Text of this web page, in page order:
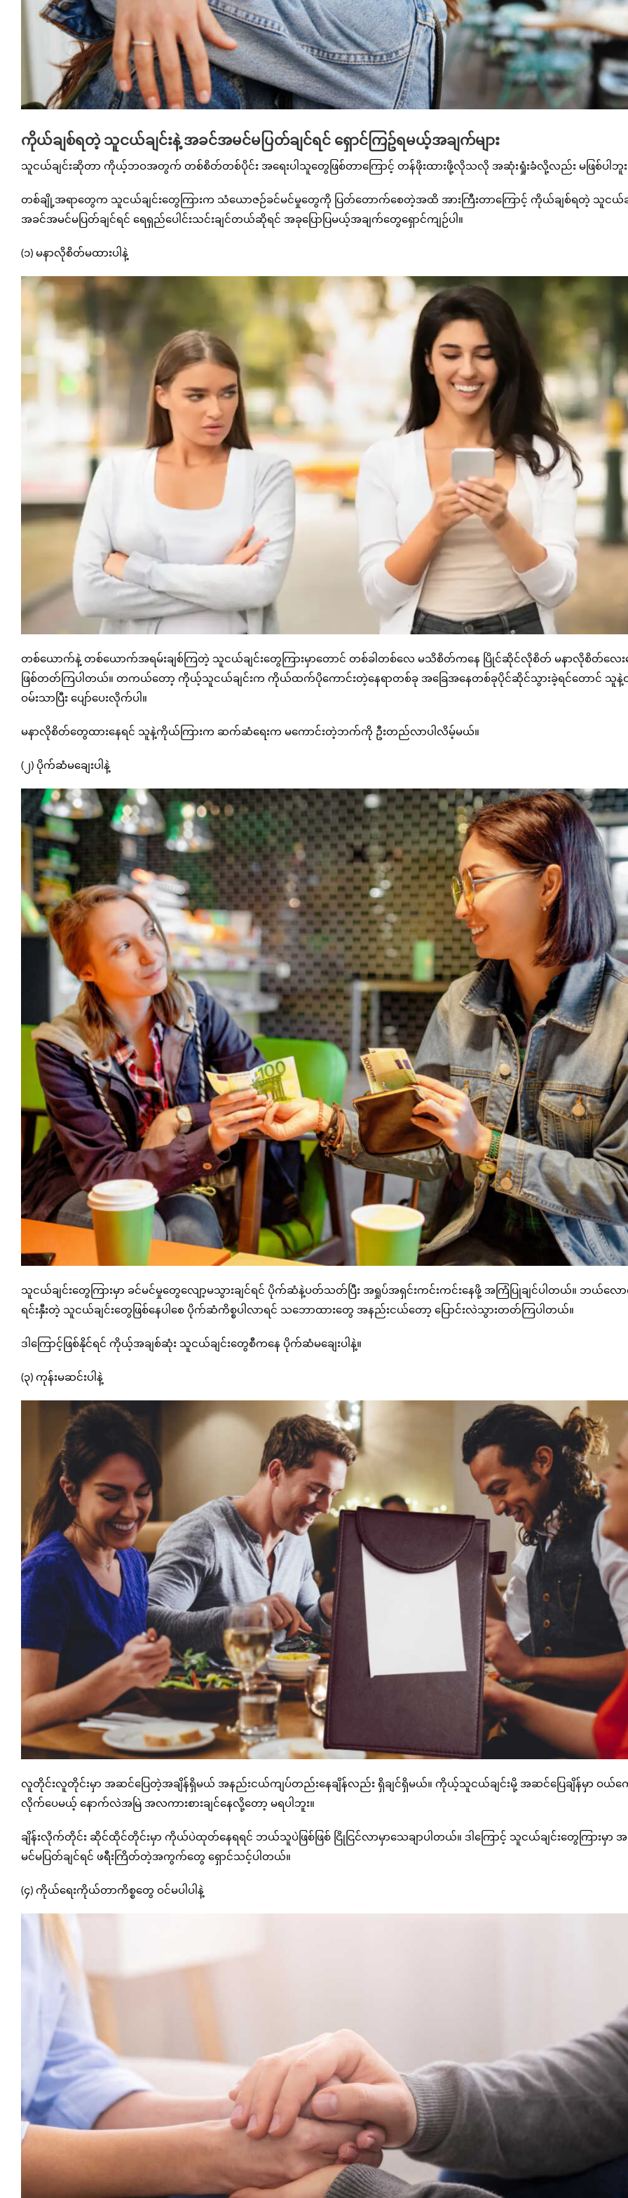
ကိုယ်ချစ်ရတဲ့ သူငယ်ချင်းနဲ့ အခင်အမင်မပြတ်ချင်ရင် ရှောင်ကြဥ်ရမယ့်အချက်များ
သူငယ်ချင်းဆိုတာ ကိုယ့်ဘဝအတွက် တစ်စိတ်တစ်ပိုင်း အရေးပါသူတွေဖြစ်တာကြောင့် တန်ဖိုးထားဖို့လိုသလို အဆုံးရှုံးခံလို့လည်း မဖြစ်ပါဘူး
တစ်ချို့အရာတွေက သူငယ်ချင်းတွေကြားက သံယောဇဉ်ခင်မင်မှုတွေကို ပြတ်တောက်စေတဲ့အထိ အားကြီးတာကြောင့် ကိုယ်ချစ်ရတဲ့ သူငယ်ခ
အခင်အမင်မပြတ်ချင်ရင် ရေရှည်ပေါင်းသင်းချင်တယ်ဆိုရင် အခုပြောပြမယ့်အချက်တွေရှောင်ကျဉ်ပါ။
(၁) မနာလိုစိတ်မထားပါနဲ့
တစ်ယောက်နဲ့ တစ်ယောက်အရမ်းချစ်ကြတဲ့ သူငယ်ချင်းတွေကြားမှာတောင် တစ်ခါတစ်လေ မသိစိတ်ကနေ ပြိုင်ဆိုင်လိုစိတ် မနာလိုစိတ်လေ
ဖြစ်တတ်ကြပါတယ်။ တကယ်တော့ ကိုယ့်သူငယ်ချင်းက ကိုယ်ထက်ပိုကောင်းတဲ့နေရာတစ်ခု အခြေအနေတစ်ခုပိုင်ဆိုင်သွားခဲ့ရင်တောင် သူ
ဝမ်းသာပြီး ပျော်ပေးလိုက်ပါ။
မနာလိုစိတ်တွေထားနေရင် သူနဲ့ကိုယ်ကြားက ဆက်ဆံရေးက မကောင်းတဲ့ဘက်ကို ဦးတည်လာပါလိမ့်မယ်။
(၂) ပိုက်ဆံမချေးပါနဲ့
သူငယ်ချင်းတွေကြားမှာ ခင်မင်မှုတွေလျော့မသွားချင်ရင် ပိုက်ဆံနဲ့ပတ်သတ်ပြီး အရှုပ်အရှင်းကင်းကင်းနေဖို့ အကြံပြုချင်ပါတယ်။ ဘယ်လေ
ရင်းနှီးတဲ့ သူငယ်ချင်းတွေဖြစ်နေပါစေ ပိုက်ဆံကိစ္စပါလာရင် သဘောထားတွေ အနည်းငယ်တော့ ပြောင်းလဲသွားတတ်ကြပါတယ်။
ဒါကြောင့်ဖြစ်နိုင်ရင် ကိုယ့်အချစ်ဆုံး သူငယ်ချင်းတွေစီကနေ ပိုက်ဆံမချေးပါနဲ့။
(၃) ကုန်းမဆင်းပါနဲ့
လူတိုင်းလူတိုင်းမှာ အဆင်ပြေတဲ့အချိန်ရှိမယ် အနည်းငယ်ကျပ်တည်းနေချိန်လည်း ရှိချင်ရှိမယ်။ ကိုယ့်သူငယ်ချင်းမို့ အဆင်ပြေချိန်မှာ ဝယ်ကျွ
လိုက်ပေမယ့် နောက်လဲအမြဲ အလကားစားချင်နေလို့တော့ မရပါဘူး။
ချိန်းလိုက်တိုင်း ဆိုင်ထိုင်တိုင်းမှာ ကိုယ်ပဲထုတ်နေရရင် ဘယ်သူပဲဖြစ်ဖြစ် ငြိုငြင်လာမှာသေချာပါတယ်။ ဒါကြောင့် သူငယ်ချင်းတွေကြားမှာ
မင်မပြတ်ချင်ရင် ဖရီးကြိတ်တဲ့အကွက်တွေ ရှောင်သင့်ပါတယ်။
(၄) ကိုယ်ရေးကိုယ်တာကိစ္စတွေ ဝင်မပါပါနဲ့